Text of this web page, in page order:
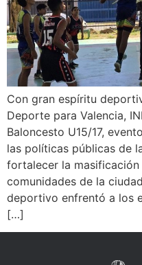
Con gran espíritu
Deporte para Valencia,
Baloncesto U15/17,
las políticas públicas de
fortalecer la
comunidades de la
deportivo enfrentó a los
[…]